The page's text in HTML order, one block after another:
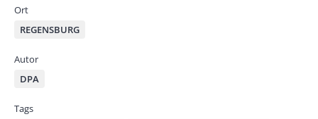
Ort
REGENSBURG
Autor
DPA
Tags